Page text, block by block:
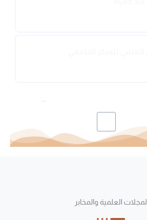
...
المجلات العلمية والمخابر